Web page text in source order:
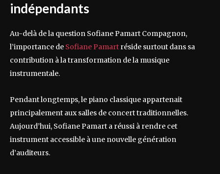
indépendants
Au-delà de la question Sofiane Pamart Compagnon,
l’importance de Sofiane Pamart réside surtout dans sa
contribution à la transformation de la musique
instrumentale.
Pendant longtemps, le piano classique appartenait
principalement aux salles de concert traditionnelles.
Aujourd’hui, Sofiane Pamart a réussi à rendre cet
instrument accessible à une nouvelle génération
d’auditeurs.